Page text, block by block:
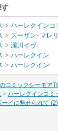
す
> ハーレクインコ
> スーザン･マレ
> 瀧川イヴ
> ハーレクイン
> ハーレクイン
コミックシーモア
ハーレクインコミ
ーイに魅せられて (2)